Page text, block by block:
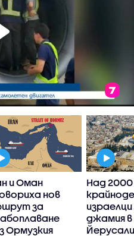
и Оман
нов
за
Ормузкия
Над 2000
израелци
джамия в